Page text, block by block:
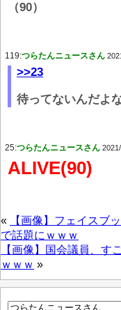
（90）
119:つらたんニュースさん
>>23
待ってないんだよ
25:つらたんニュースさん
ALIVE(90)
«
【画像】フェイスブ
で話題にｗｗｗ
【画像】国会議員、す
ｗｗｗ »